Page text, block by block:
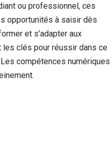
ou professionnel, ces
opportunités à saisir dès
et s’adapter aux
clés pour réussir dans ce
compétences numériques